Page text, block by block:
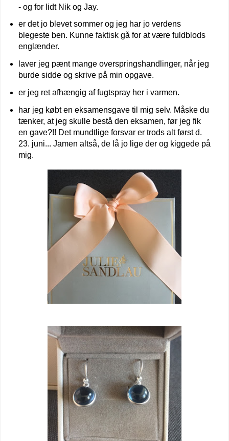
- og for lidt Nik og Jay.
er det jo blevet sommer og jeg har jo verdens
blegeste ben. Kunne faktisk gå for at være fuldblods
englænder.
laver jeg pænt mange overspringshandlinger, når jeg
burde sidde og skrive på min opgave.
er jeg ret afhængig af fugtspray her i varmen.
har jeg købt en eksamensgave til mig selv. Måske du
tænker, at jeg skulle bestå den eksamen, før jeg fik
en gave?!! Det mundtlige forsvar er trods alt først d.
23. juni... Jamen altså, de lå jo lige der og kiggede på
mig.